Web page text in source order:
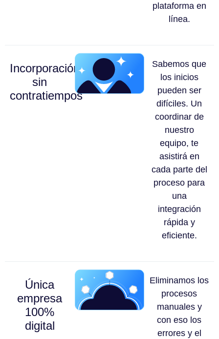
plataforma en
línea.
Incorporación
sin
contratiempos
Sabemos que
los inicios
pueden ser
difíciles. Un
coordinar de
nuestro
equipo, te
asistirá en
cada parte del
proceso para
una
integración
rápida y
eficiente.
Única
empresa
100%
digital
Eliminamos los
procesos
manuales y
con eso los
errores y el